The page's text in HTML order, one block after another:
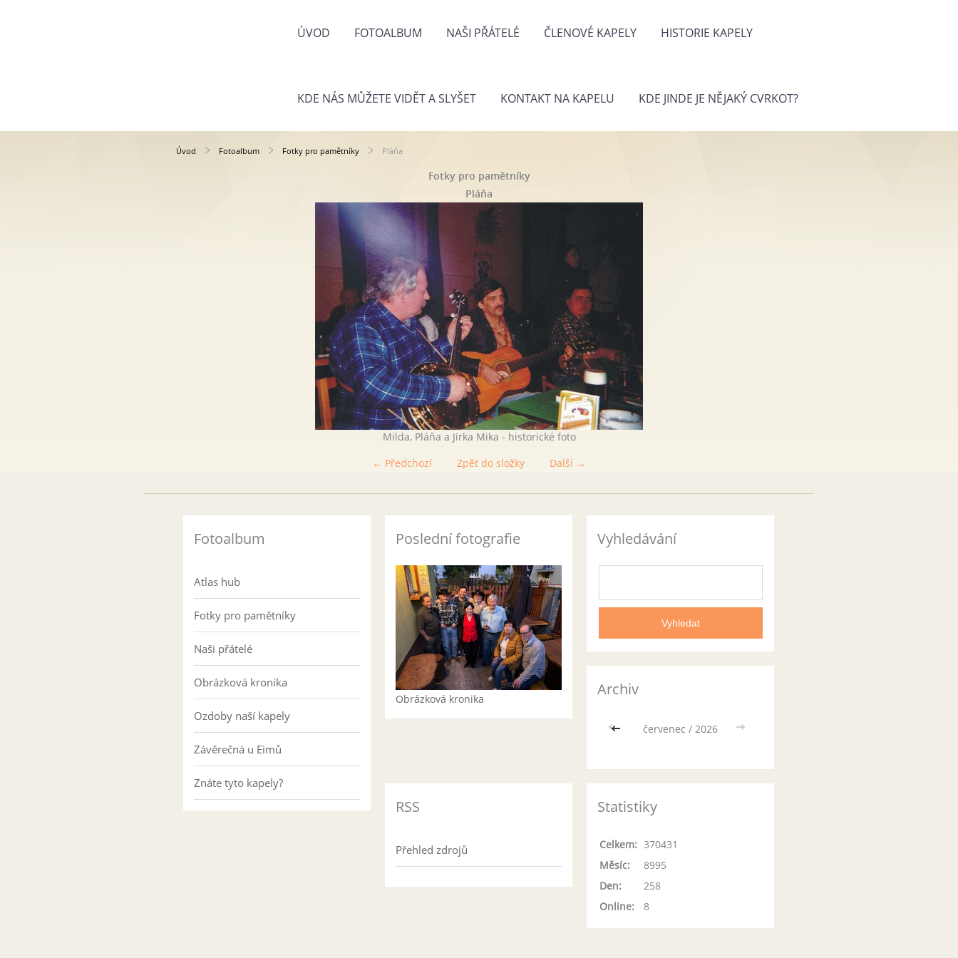
ÚVOD FOTOALBUM NAŠI PŘÁTELÉ ČLENOVÉ KAPELY HISTORIE KAPELY
KDE NÁS MŮŽETE VIDĚT A SLYŠET KONTAKT NA KAPELU KDE JINDE JE NĚJAKÝ CVRKOT?
Úvod Fotoalbum Fotky pro pamětníky Pláňa
Fotky pro pamětníky
Pláňa
Milda, Pláňa a Jirka Mika - historické foto
← Předchozí
Další →
Zpět do složky
Fotoalbum
Atlas hub
Fotky pro pamětníky
Naši přátelé
Obrázková kronika
Ozdoby naší kapely
Závěrečná u Eimů
Znáte tyto kapely?
Poslední fotografie
Obrázková kronika
Vyhledávání
Archiv
<< červenec / 2026 >>
RSS
Přehled zdrojů
Statistiky
Online: 8
Celkem: 370431
Měsíc:
8995
Den:
258